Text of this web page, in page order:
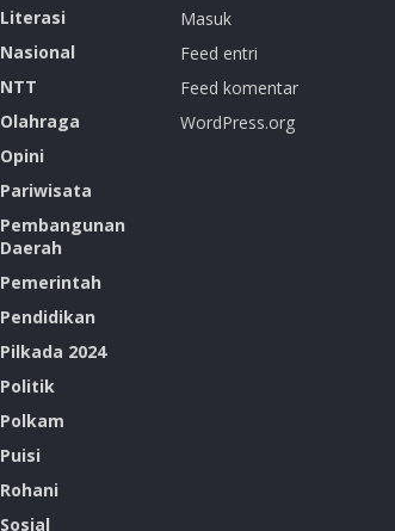
Literasi
Nasional
NTT
Olahraga
Opini
Pariwisata
Pembangunan
Daerah
Pemerintah
Pendidikan
Pilkada 2024
Politik
Polkam
Puisi
Rohani
Sosial
Masuk
Feed entri
Feed komentar
WordPress.org